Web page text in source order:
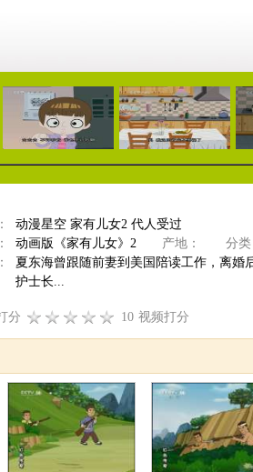
24:38 23:38
动漫星空 家有儿女2 代人受过
动画版《家有儿女》2 产地：
分类
夏东海曾跟随前妻到美国陪读工作，离婚
护士长...
分 10 视频打分